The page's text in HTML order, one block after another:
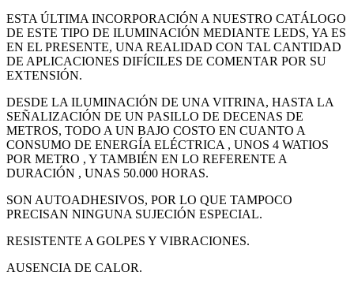
ESTA ÚLTIMA INCORPORACIÓN A NUESTRO CATÁLOGO
DE ESTE TIPO DE ILUMINACIÓN MEDIANTE LEDS, YA ES
EN EL PRESENTE, UNA REALIDAD CON TAL CANTIDAD
DE APLICACIONES DIFÍCILES DE COMENTAR POR SU
EXTENSIÓN.
DESDE LA ILUMINACIÓN DE UNA VITRINA, HASTA LA
SEÑALIZACIÓN DE UN PASILLO DE DECENAS DE
METROS, TODO A UN BAJO COSTO EN CUANTO A
CONSUMO DE ENERGÍA ELÉCTRICA , UNOS 4 WATIOS
POR METRO , Y TAMBIÉN EN LO REFERENTE A
DURACIÓN , UNAS 50.000 HORAS.
SON AUTOADHESIVOS, POR LO QUE TAMPOCO
PRECISAN NINGUNA SUJECIÓN ESPECIAL.
RESISTENTE A GOLPES Y VIBRACIONES.
AUSENCIA DE CALOR.